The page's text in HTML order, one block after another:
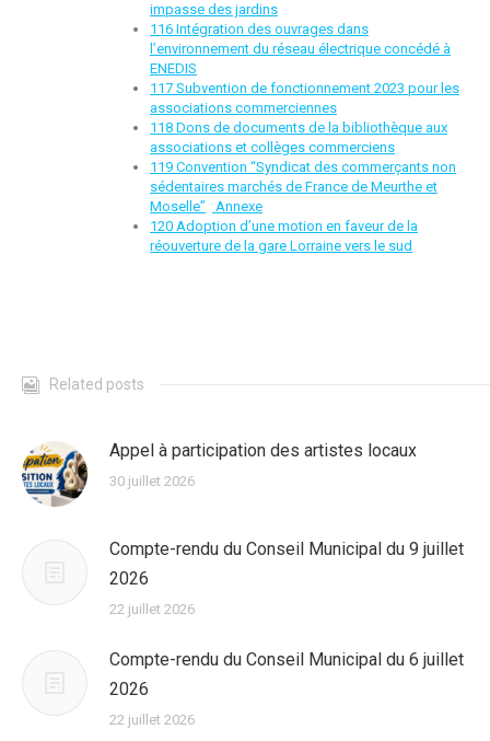
impasse des jardins
116 Intégration des ouvrages dans
l’environnement du réseau électrique concédé à
ENEDIS
117 Subvention de fonctionnement 2023 pour les
associations commerciennes
118 Dons de documents de la bibliothèque aux
associations et collèges commerciens
119 Convention “Syndicat des commerçants non
sédentaires marchés de France de Meurthe et
Moselle”
Annexe
120 Adoption d’une motion en faveur de la
réouverture de la gare Lorraine vers le sud
Related posts
Appel à participation des artistes locaux
30 juillet 2026
Compte-rendu du Conseil Municipal du 9 juillet
2026
22 juillet 2026
Compte-rendu du Conseil Municipal du 6 juillet
2026
22 juillet 2026